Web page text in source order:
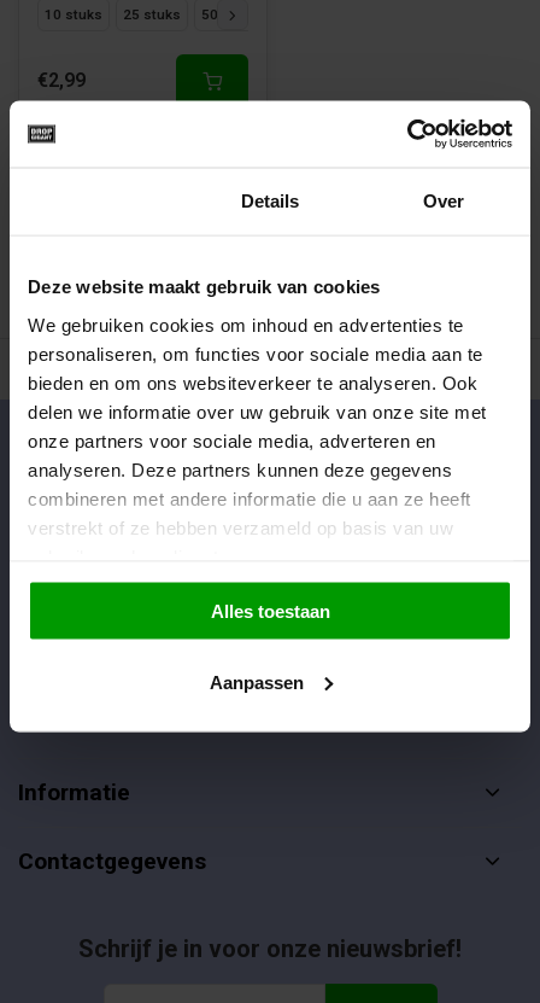
Details Over
Deze website maakt gebruik van cookies
We gebruiken cookies om inhoud en advertenties te
personaliseren, om functies voor sociale media aan te
bieden en om ons websiteverkeer te analyseren. Ook
delen we informatie over uw gebruik van onze site met
onze partners voor sociale media, adverteren en
analyseren. Deze partners kunnen deze gegevens
combineren met andere informatie die u aan ze heeft
verstrekt of ze hebben verzameld op basis van uw
Alles toestaan
Aanpassen
10 stuks
25 stuks 50 stuks
€2,99
1
500+ snoepsoorten van de échte merken
Klantenservice
Veelgestelde vragen
085-4012406
Informatie
Contactgegevens
Schrijf je in voor onze nieuwsbrief!